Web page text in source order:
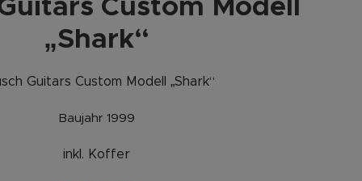
Custom Modell
„Shark“
Guitars Custom Modell „Shark“
Baujahr 1999
inkl. Koffer